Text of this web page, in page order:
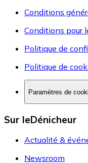
Conditions
Conditions pour
Politique de
Politique de
Paramètres de
Sur leDénicheur
Actualité &
Newsroom